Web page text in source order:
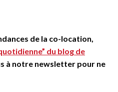
de la co-location,
du blog de
à notre newsletter pour ne